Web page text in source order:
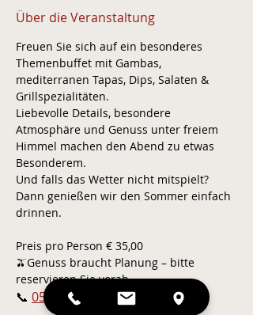
Über die Veranstaltung
Freuen Sie sich auf ein besonderes
Themenbuffet mit Gambas,
mediterranen Tapas, Dips, Salaten &
Grillspezialitäten.
Liebevolle Details, besondere
Atmosphäre und Genuss unter freiem
Himmel machen den Abend zu etwas
Besonderem.
Und falls das Wetter nicht mitspielt?
Dann genießen wir den Sommer einfach
drinnen.
Preis pro Person € 35,00
🫒Genuss braucht Planung – bitte
reservieren Sie vorab.
📞 05201 - 97133-0